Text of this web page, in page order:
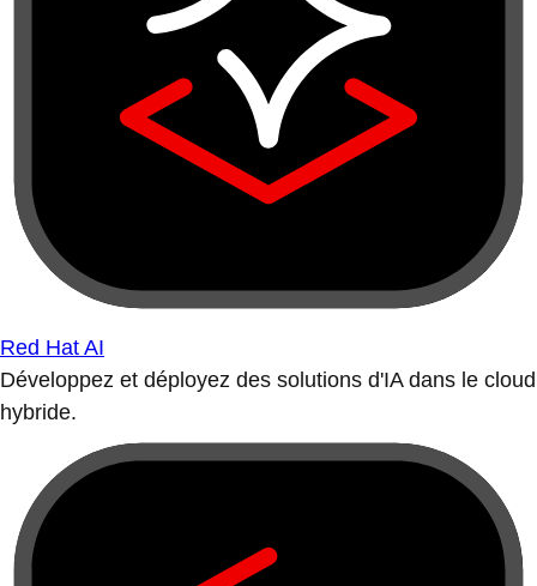
Red Hat AI
Développez et déployez des solutions d'IA dans le cloud
hybride.